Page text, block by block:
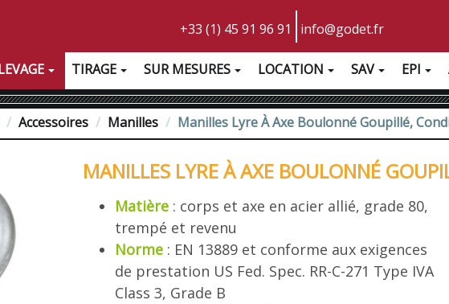
+33 (1) 45 91 96 91 info@godet.fr
TIRAGE SUR MESURES LOCATION SAV EPI
Accessoires Manilles Manilles Lyre À Axe Boulonné Goupillé,
MANILLES LYRE À AXE BOULONNÉ
Matière : corps et axe en acier allié, grade 80,
trempé et revenu
Norme : EN 13889 et conforme aux exigences
de prestation US Fed. Spec. RR-C-271 Type IVA
Class 3, Grade B